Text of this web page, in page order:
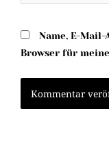
Name, E-Mail-
Browser für